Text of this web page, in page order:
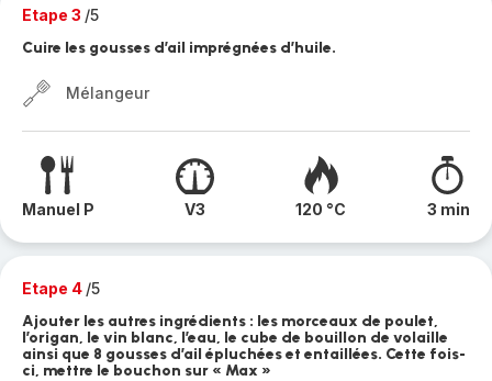
Etape 3 /5
Cuire les gousses d’ail imprégnées d’huile.
Mélangeur
Manuel P V3 120 °C 3 min
Etape 4 /5
Ajouter les autres ingrédients : les morceaux de poulet,
l’origan, le vin blanc, l’eau, le cube de bouillon de volaille
ainsi que 8 gousses d’ail épluchées et entaillées. Cette fois-
ci, mettre le bouchon sur « Max »